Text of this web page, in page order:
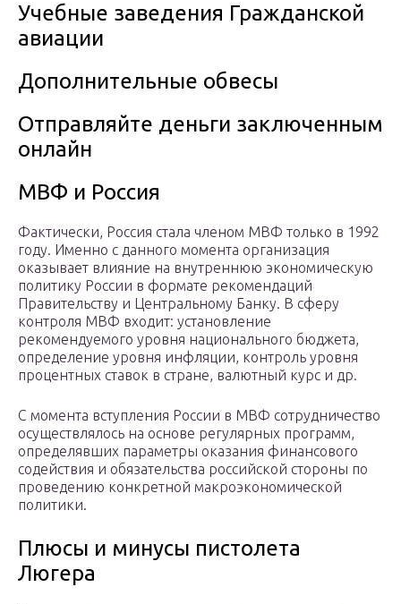
Учебные заведения Гражданской
авиации
Дополнительные обвесы
Отправляйте деньги заключенным
онлайн
МВФ и Россия
Фактически, Россия стала членом МВФ только в 1992
году. Именно с данного момента организация
оказывает влияние на внутреннюю экономическую
политику России в формате рекомендаций
Правительству и Центральному Банку. В сферу
контроля МВФ входит: установление
рекомендуемого уровня национального бюджета,
определение уровня инфляции, контроль уровня
процентных ставок в стране, валютный курс и др.
С момента вступления России в МВФ сотрудничество
осуществлялось на основе регулярных программ,
определявших параметры оказания финансового
содействия и обязательства российской стороны по
проведению конкретной макроэкономической
политики.
Плюсы и минусы пистолета
Люгера